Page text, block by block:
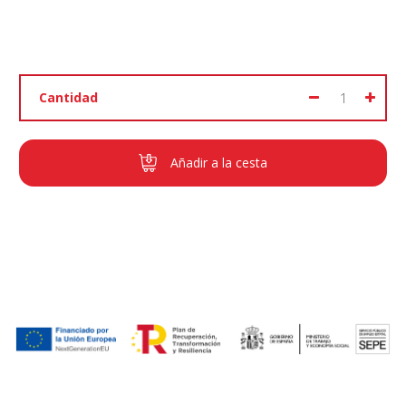
Cantidad
Añadir a la cesta